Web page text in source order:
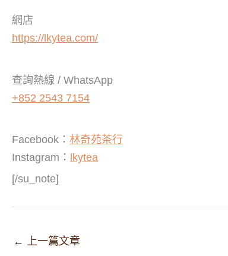
網店
https://lkytea.com/
查詢熱線 / WhatsApp
+852 2543 7154
Facebook： 林奇苑茶行
Instagram：
lkytea
[/su_note]
← 上一篇文章